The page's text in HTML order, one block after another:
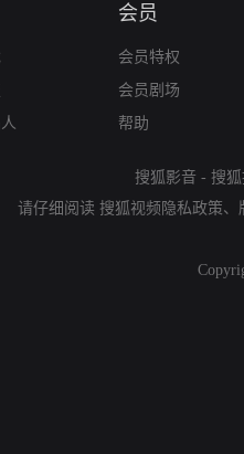
会员
会员特权
会员剧场
帮助
搜狐影音 - 搜
请仔细阅读 搜狐视频隐私政策、